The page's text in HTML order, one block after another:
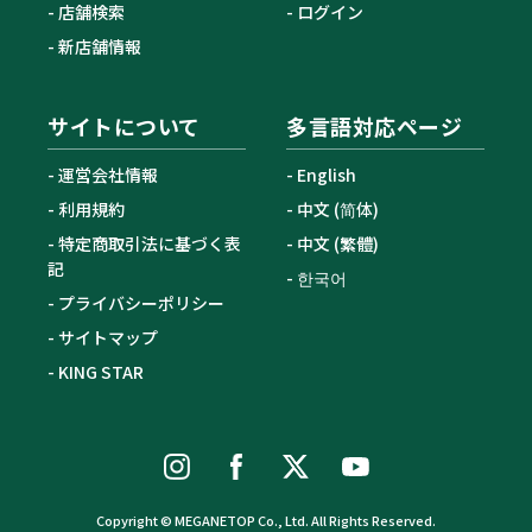
店舗検索
新店舗情報
ログイン
サイトについて
運営会社情報
利用規約
特定商取引法に基づく表
記
プライバシーポリシー
サイトマップ
KING STAR
多言語対応ページ
English
中文 (简体)
中文 (繁體)
한국어
Copyright © MEGANETOP Co., Ltd. All Rights Reserved.